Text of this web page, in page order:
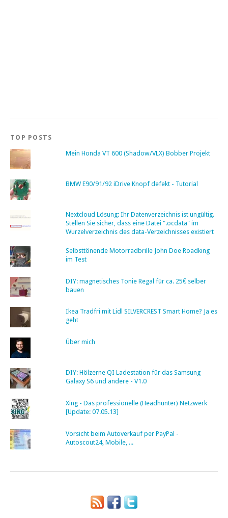
TOP POSTS
Mein Honda VT 600 (Shadow/VLX) Bobber Projekt
BMW E90/91/92 iDrive Knopf defekt - Tutorial
Nextcloud Lösung: Ihr Datenverzeichnis ist ungültig.
Stellen Sie sicher, dass eine Datei ".ocdata" im
Wurzelverzeichnis des data-Verzeichnisses existiert
Selbsttönende Motorradbrille John Doe Roadking
im Test
DIY: magnetisches Tonie Regal für ca. 25€ selber
bauen
Ikea Tradfri mit Lidl SILVERCREST Smart Home? Ja es
geht
Über mich
DIY: Hölzerne QI Ladestation für das Samsung
Galaxy S6 und andere - V1.0
Xing - Das professionelle (Headhunter) Netzwerk
[Update: 07.05.13]
Vorsicht beim Autoverkauf per PayPal -
Autoscout24, Mobile, ...